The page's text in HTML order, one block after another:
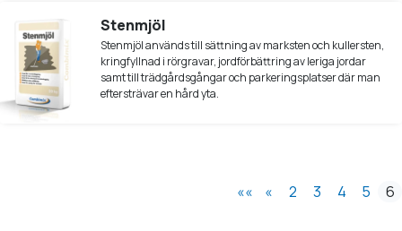
Stenmjöl
Stenmjöl används till sättning av marksten och kullersten,
kringfyllnad i rörgravar, jordförbättring av leriga jordar
samt till trädgårdsgångar och parkeringsplatser där man
eftersträvar en hård yta.
«« « 2 3 4 5 6